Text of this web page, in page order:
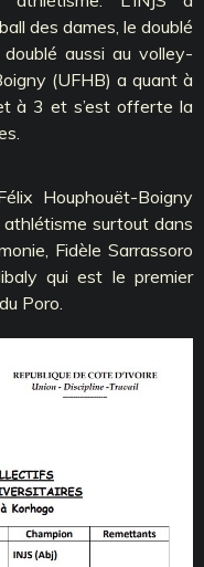
des dames, le doublé
aussi au volley-
(UFHB) a quant à
à 3 et s’est offerte la
Houphouët-Boigny
athlétisme surtout dans
Fidèle Sarrassoro
qui est le premier
Poro.